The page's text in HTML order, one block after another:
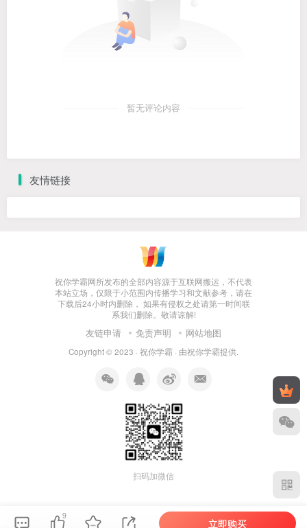
暂无评论内容
友情链接
祝你学霸网所发布的全部内容源于互联网搬运，不代表
本站立场，仅限于小范围内传播学习和文献参考，请在
下载后24小时内删除， 如果有侵权之处请第一时间联
系我们删除。敬请谅解!
友链申请 免责声明 网站地图
Copyright © 2023 · 祝你学霸 · 由祝你学霸提供.
扫码加微信
9
立即购买